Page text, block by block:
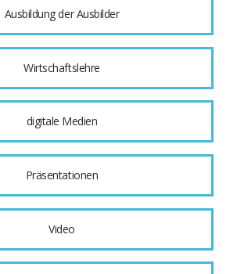
Ausbildung der Ausbilder
Wirtschaftslehre
digitale Medien
Präsentationen
Video